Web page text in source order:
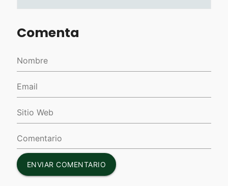
Comenta
ENVIAR COMENTARIO